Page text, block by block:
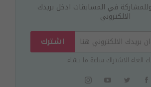
وللمشاركة في المسابقات ادخل بريدك
الالكتروني
اشترك
الغاء الاشتراك ساعة ما تشاء